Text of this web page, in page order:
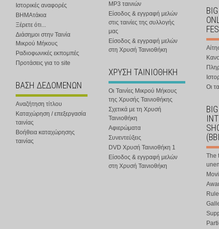
Ιστορικές αναφορές
ΒΗΜΑτάκια
Ξέρετε ότι...
Διάσημοι στην Ταινία
Μικρού Μήκους
Ραδιοφωνικές εκπομπές
Προτάσεις για το site
ΒΑΣΗ ΔΕΔΟΜΕΝΩΝ
Αναζήτηση τίτλου
Καταχώρηση / επεξεργασία
ταινίας
Βοήθεια καταχώρησης
ταινίας
MP3 ταινιών
Είσοδος & εγγραφή μελών
στις ταινίες της συλλογής
μας
Είσοδος & εγγραφή μελών
στη Χρυσή Ταινιοθήκη
ΧΡΥΣΗ ΤΑΙΝΙΟΘΗΚΗ
Οι Ταινίες Μικρού Μήκους
της Χρυσής Ταινιοθήκης
Σχετικά με τη Χρυσή
Ταινιοθήκη
Αφιερώματα
Συνεντεύξεις
DVD Χρυσή Ταινιοθήκη 1
Είσοδος & εγγραφή μελών
στη Χρυσή Ταινιοθήκη
Οι
The